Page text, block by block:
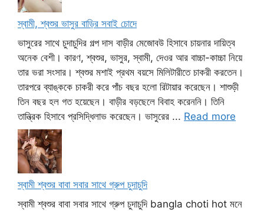
স্বামী, শ্বশুর ভাসুর বাড়ির সবাই চোদে
ভাসুরের সাথে চুদাচুদির গল্প দাস বাড়ীর মেজোবউ হিসাবে চায়নার দায়িত্ব
অনেক বেশী। কারণ, শ্বশুর, ভাসুর, স্বামী, দেওর আর বাচ্চা-কাচ্চা নিয়ে
তার ভরা সংসার। শ্বশুর মশাই প্রথম বয়সে মিলিটারীতে চাকরী করতেন।
তারপরে ব্যাঙ্ককে চাকরী করে পাঁচ বছর হলো রিটায়ার করেছেন। শাশুড়ী
তিন বছর হল গত হয়েছেন। বাড়ীর বড়ছেলে বিবাহ করেননি। তিনি
তান্ত্রিক হিসাবে প্রসিদ্ধিলাভ করেছেন। ভাসুরের ... Read more
স্বামী শ্বশুর বাবা সবার সাথে গ্রুপ চুদাচুদি
স্বামী শ্বশুর বাবা সবার সাথে গ্রুপ চুদাচুদি bangla choti hot মনে